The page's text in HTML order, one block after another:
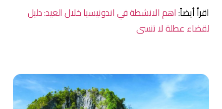
اقرأ أيضاً:اهم الانشطة في اندونيسيا خلال العيد: دليل
لقضاء عطلة لا تنسى